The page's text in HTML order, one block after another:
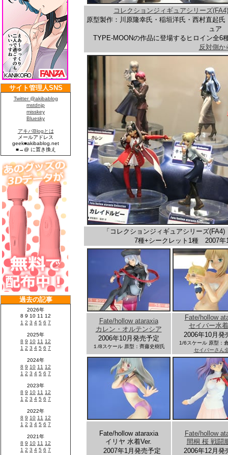
コレクションジィギュアシリーズ
原型製作：川原隆幸氏・稲垣洋氏・西村直起
ュア
TYPE-MOONの作品に登場するヒロイン全
反対側か
「コレクションジィギュアシリーズ
7種+シークレット1種 2007
Fate/hollow ataraxia
カレン・オルテンシア
2006年10月発売予定
１/8スケール 原型：齊藤史樹氏
Fate/hollow
セイバー水
2006年10月発
1/6スケール 原型：
セイバーさん
Fate/hollow ataraxia
イリヤ 水着Ver.
2007年1月発売予定
Fate/hollow
間桐 桜 戦闘
2006年12月発